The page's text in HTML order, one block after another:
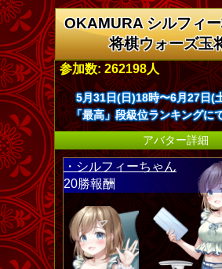
OKAMURA シルフィ
将棋ウォーズ玉
参加数: 262198人
5月31日(日)18時〜6月27日(
「最高」段級位ランキングに
アバター詳細
・シルフィーちゃん
20勝報酬